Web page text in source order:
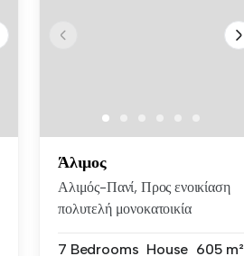
Άλιμος
Αλιμός-Πανί, Προς ενοικίαση
πολυτελή μονοκατοικία
7 Bedrooms House 605 m²